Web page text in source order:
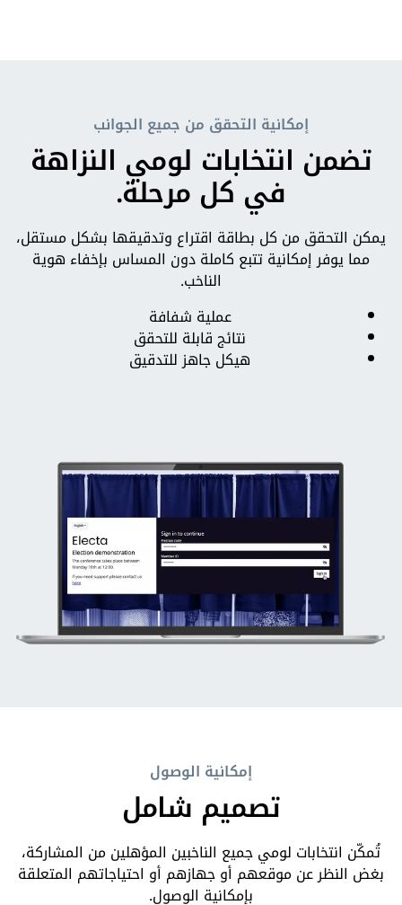
إمكانية التحقق من جميع الجوانب
تضمن انتخابات لومي النزاهة
في كل مرحلة.
يمكن التحقق من كل بطاقة اقتراع وتدقيقها بشكل مستقل،
مما يوفر إمكانية تتبع كاملة دون المساس بإخفاء هوية
الناخب.
عملية شفافة
نتائج قابلة للتحقق
هيكل جاهز للتدقيق
إمكانية الوصول
تصميم شامل
تُمكّن انتخابات لومي جميع الناخبين المؤهلين من المشاركة،
بغض النظر عن موقعهم أو جهازهم أو احتياجاتهم المتعلقة
بإمكانية الوصول.